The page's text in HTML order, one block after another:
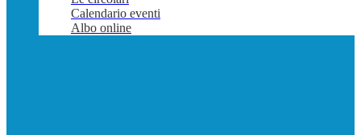
Calendario eventi
Albo online